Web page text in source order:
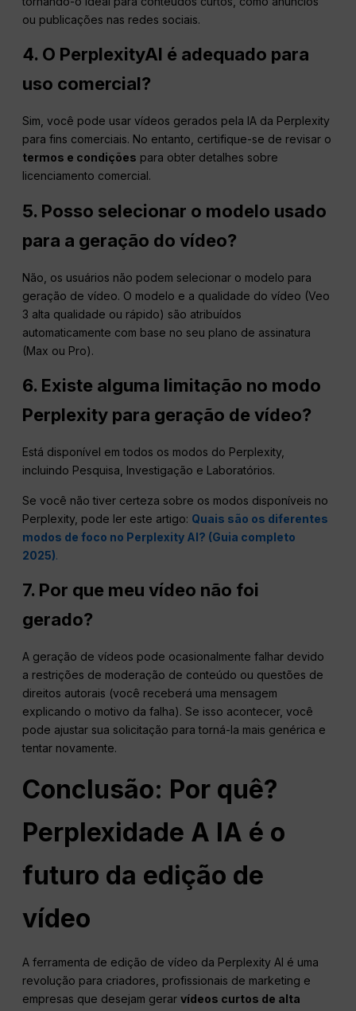
ou publicações nas redes sociais.
4. O PerplexityAI é adequado para
uso comercial?
Sim, você pode usar vídeos gerados pela IA da Perplexity
para fins comerciais. No entanto, certifique-se de revisar o
termos e condições para obter detalhes sobre
licenciamento comercial.
5. Posso selecionar o modelo usado
para a geração do vídeo?
Não, os usuários não podem selecionar o modelo para
geração de vídeo. O modelo e a qualidade do vídeo (Veo
3 alta qualidade ou rápido) são atribuídos
automaticamente com base no seu plano de assinatura
(Max ou Pro).
6. Existe alguma limitação no modo
Perplexity para geração de vídeo?
Está disponível em todos os modos do Perplexity,
incluindo Pesquisa, Investigação e Laboratórios.
Se você não tiver certeza sobre os modos disponíveis no
Perplexity, pode ler este artigo: Quais são os diferentes
modos de foco no Perplexity AI? (Guia completo
2025).
7. Por que meu vídeo não foi
gerado?
A geração de vídeos pode ocasionalmente falhar devido
a restrições de moderação de conteúdo ou questões de
direitos autorais (você receberá uma mensagem
explicando o motivo da falha). Se isso acontecer, você
pode ajustar sua solicitação para torná-la mais genérica e
tentar novamente.
Conclusão: Por quê?
Perplexidade A IA é o
futuro da edição de
vídeo
A ferramenta de edição de vídeo da Perplexity AI é uma
revolução para criadores, profissionais de marketing e
empresas que desejam gerarvídeos curtos de alta